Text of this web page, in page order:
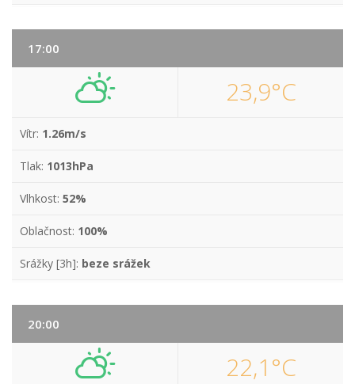
17:00
23,9°C
Vítr: 1.26m/s
Tlak: 1013hPa
Vlhkost: 52%
Oblačnost: 100%
Srážky [3h]: beze srážek
20:00
22,1°C